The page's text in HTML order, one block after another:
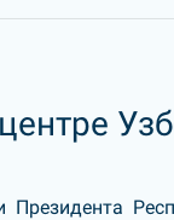
Президента